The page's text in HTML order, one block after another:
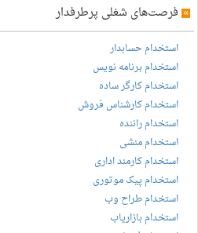
» فرصت‌های شغلی پرطرفدار
استخدام حسابدار
استخدام برنامه نویس
استخدام کارگر ساده
استخدام کارشناس فروش
استخدام راننده
استخدام منشی
استخدام کارمند اداری
استخدام پیک موتوری
استخدام طراح وب
استخدام بازاریاب